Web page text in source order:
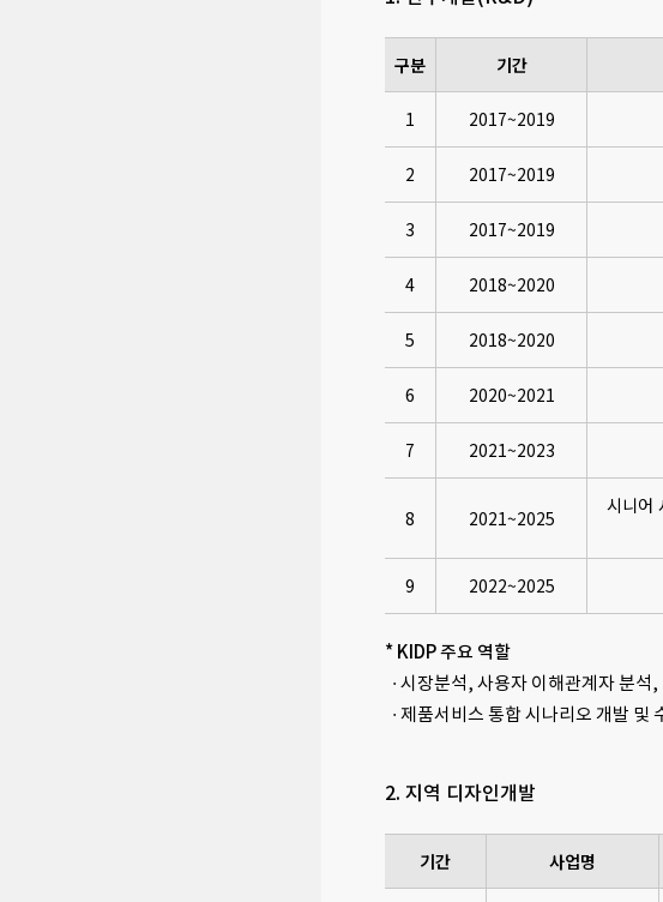
구분 기간
1 2017~2019
2 2017~2019
3 2017~2019
4 2018~2020
5 2018~2020
6 2020~2021
7 2021~2023
8 2021~2025
시니어
9 2022~2025
* KIDP 주요 역할
· 시장분석, 사용자 이해관계자 분
· 제품서비스 통합 시나리오 개발 및
2. 지역 디자인개발
기간 사업명